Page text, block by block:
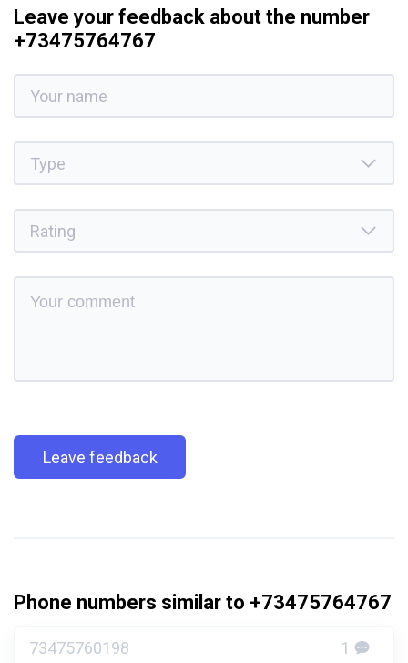
Leave your feedback about the number
+73475764767
Leave feedback
Phone numbers similar to +73475764767
73475760198 1